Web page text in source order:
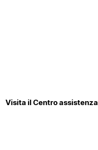
Visita il Centro assistenza